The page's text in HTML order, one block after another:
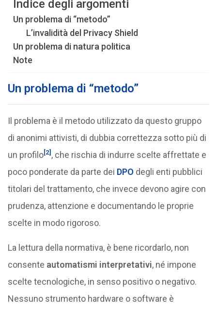
Indice degli argomenti
Un problema di “metodo”
L’invalidità del Privacy Shield
Un problema di natura politica
Note
Un problema di “metodo”
Il problema è il metodo utilizzato da questo gruppo
di anonimi attivisti, di dubbia correttezza sotto più di
un profilo[2] , che rischia di indurre scelte affrettate e
poco ponderate da parte dei DPO degli enti pubblici
titolari del trattamento, che invece devono agire con
prudenza, attenzione e documentando le proprie
scelte in modo rigoroso.
La lettura della normativa, è bene ricordarlo, non
consente automatismi interpretativi, né impone
scelte tecnologiche, in senso positivo o negativo.
Nessuno strumento hardware o software è